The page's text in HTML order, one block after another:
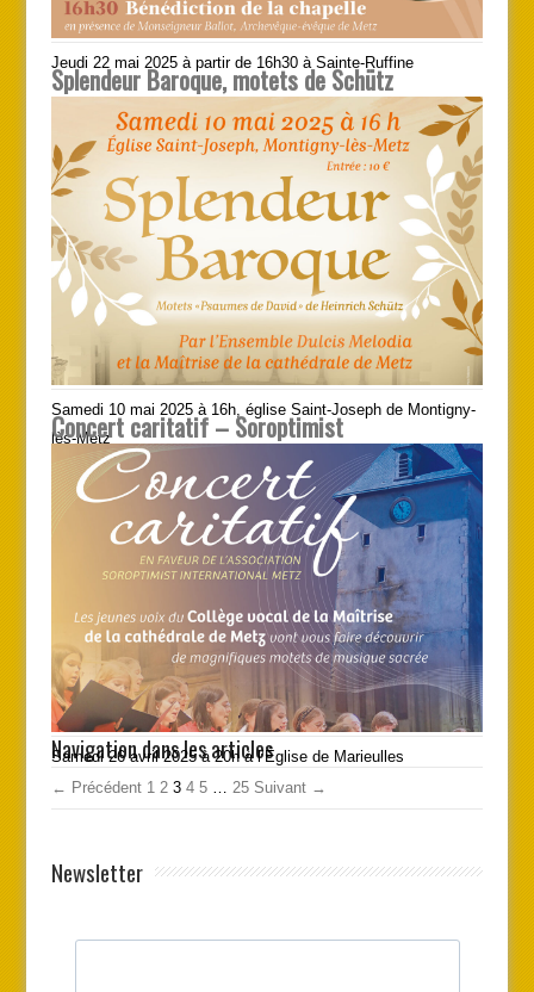
Jeudi 22 mai 2025 à partir de 16h30 à Sainte-Ruffine
Splendeur Baroque, motets de Schütz
Samedi 10 mai 2025 à 16h, église Saint-Joseph de Montigny-
lès-Metz
Concert caritatif – Soroptimist
Samedi 26 avril 2025 à 20h à l’Église de Marieulles
Navigation dans les articles
← Précédent 1 2 3 4 5 … 25 Suivant →
Newsletter